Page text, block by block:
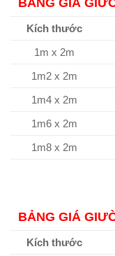
Kích thước
1m x 2m
1m2 x 2m
1m4 x 2m
1m6 x 2m
1m8 x 2m
BẢNG GIÁ
Kích thước